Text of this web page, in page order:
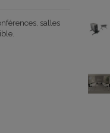
salles